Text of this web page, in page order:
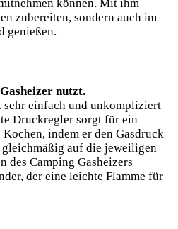
können. Mit ihm
zubereiten, sondern auch im
genießen.
nutzt.
sehr einfach und unkompliziert
Druckregler sorgt für ein
indem er den Gasdruck
auf die jeweiligen
des Camping Gasheizers
der eine leichte Flamme für